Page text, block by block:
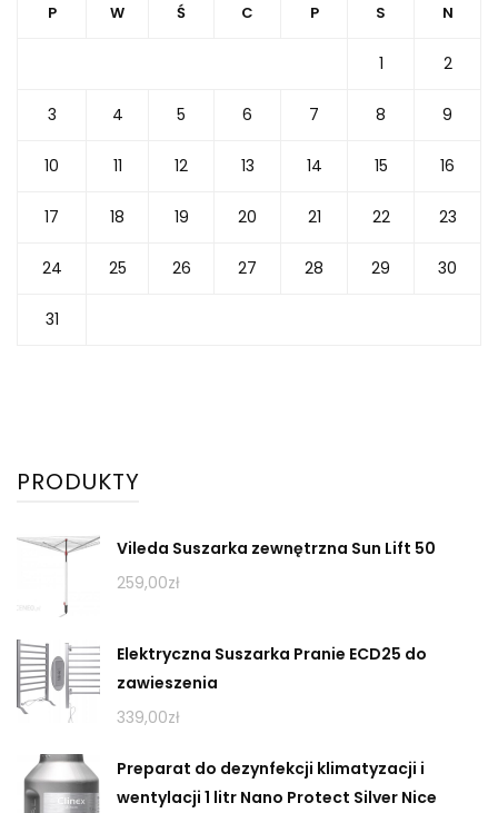
P W Ś C P S N
1 2
3 4 5 6 7 8 9
10 11 12 13 14 15 16
17 18 19 20 21 22 23
24 25 26 27 28 29 30
31
PRODUKTY
Vileda Suszarka zewnętrzna Sun Lift 50
259,00zł
Elektryczna Suszarka Pranie ECD25 do
zawieszenia
339,00zł
Preparat do dezynfekcji klimatyzacji i
wentylacji 1 litr Nano Protect Silver Nice